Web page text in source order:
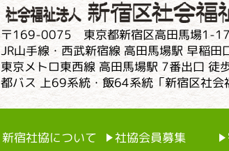
〒169-0075 東京都新宿区高田馬場1-
JR山手線・西武新宿線 高田馬場駅 早稲田
東京メトロ東西線 高田馬場駅 7番出口 徒
都バス 上69系統・飯64系統「新宿区社会
新宿社協について 社協会員募集